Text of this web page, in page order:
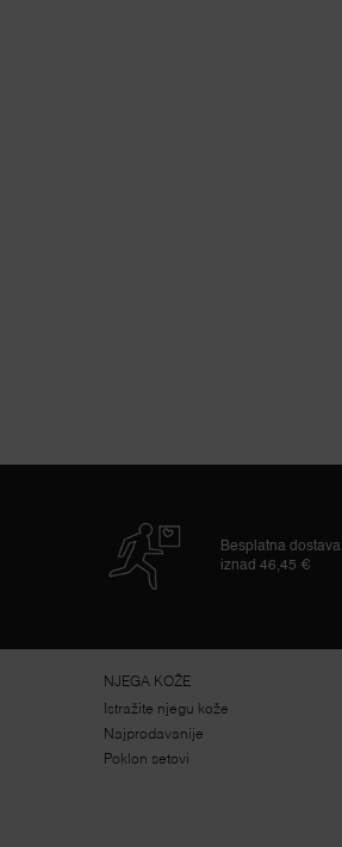
Besplatna dostava
iznad 46,45 €
NJEGA KOŽE
Istražite njegu kože
Najprodavanije
Poklon setovi